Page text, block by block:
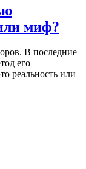
миф?
В последние
его
реальность или